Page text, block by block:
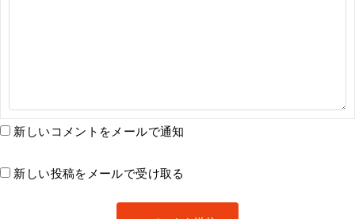
新しいコメントをメールで通知
新しい投稿をメールで受け取る